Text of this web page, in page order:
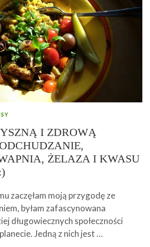
I ZDROWĄ
ŻELAZA I KWASU
zaczęłam moją przygodę ze
byłam zafascynowana
długowiecznych społeczności
Jedną z nich jest …